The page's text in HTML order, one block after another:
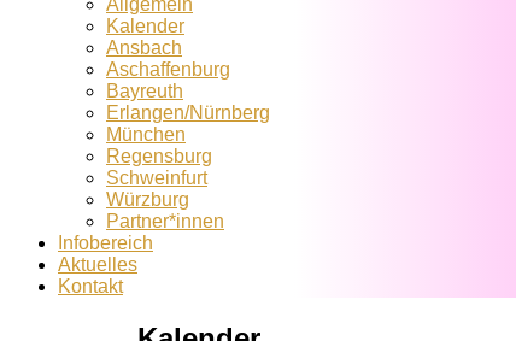
Allgemein
Kalender
Ansbach
Aschaffenburg
Bayreuth
Erlangen/Nürnberg
München
Regensburg
Schweinfurt
Würzburg
Partner*innen
Infobereich
Aktuelles
Kontakt